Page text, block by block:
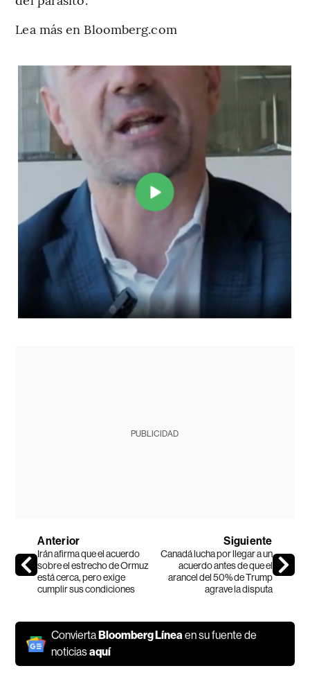
Lea más en Bloomberg.com
PUBLICIDAD
Anterior
Irán afirma que el acuerdo
sobre el estrecho de Ormuz
está cerca, pero exige
cumplir sus condiciones
Siguiente
Canadá lucha por llegar a un
acuerdo antes de que el
arancel del 50% de Trump
agrave la disputa
Convierta Bloomberg Líneaen su fuente de
noticiasaquí